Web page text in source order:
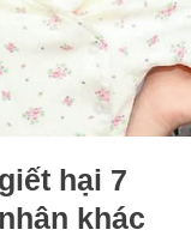
hại 7
khác